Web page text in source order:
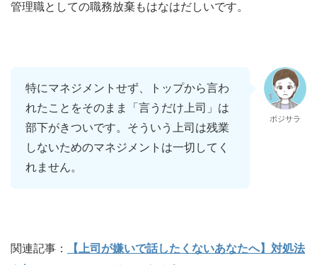
管理職としての職務放棄もはなはだしいです。
特にマネジメントせず、トップから言わ
れたことをそのまま「言うだけ上司」は
部下がきついです。そういう上司は残業
しないためのマネジメントは一切してく
れません。
ポジサラ
関連記事：
【上司が嫌いで話したくないあなたへ】対処法